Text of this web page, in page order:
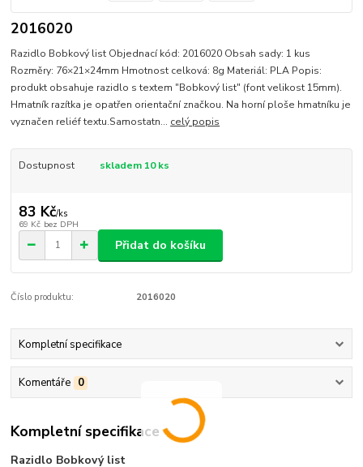
2016020
Razidlo Bobkový list Objednací kód: 2016020 Obsah sady: 1 kus
Rozměry: 76×21×24mm Hmotnost celková: 8g Materiál: PLA Popis:
produkt obsahuje razidlo s textem "Bobkový list" (font velikost 15mm).
Hmatník razítka je opatřen orientační značkou. Na horní ploše hmatníku je
vyznačen reliéf textu.Samostatn... celý popis
Dostupnost skladem 10 ks
83 Kč/ks
69 Kč bez DPH
Přidat do košíku
Číslo produktu: 2016020
Kompletní specifikace
Komentáře 0
Kompletní specifikace
Razidlo Bobkový list